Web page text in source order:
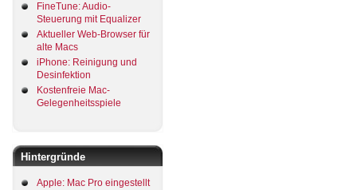
FineTune: Audio-
Steuerung mit Equalizer
Aktueller Web-Browser für
alte Macs
iPhone: Reinigung und
Desinfektion
Kostenfreie Mac-
Gelegenheitsspiele
Hintergründe
Apple: Mac Pro eingestellt